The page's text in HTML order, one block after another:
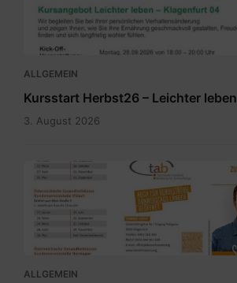
04.pdf
ALLGEMEIN
Kursstart Herbst26 – Leichter leben
3. August 2026
Sprechtagskalender
tab
2026
1.pdf
ALLGEMEIN